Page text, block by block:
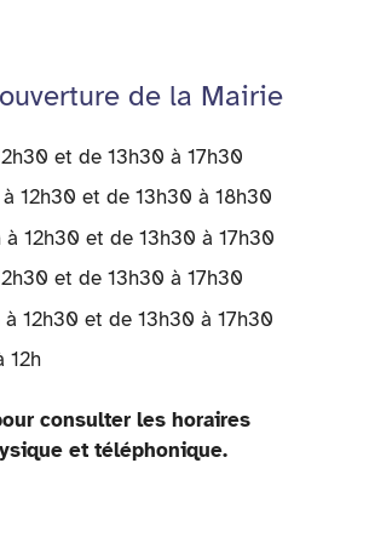
de la Mairie
et de 13h30 à 17h30
12h30 et de 13h30 à 18h30
12h30 et de 13h30 à 17h30
et de 13h30 à 17h30
12h30 et de 13h30 à 17h30
12h
consulter les horaires
et téléphonique.